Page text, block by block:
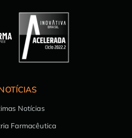
Notícias
Farmacêutica